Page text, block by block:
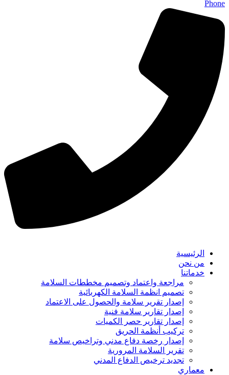
Phone
الرئيسية
من نحن
خدماتنا
مراجعة واعتماد وتصميم مخططات السلامة
تصميم انظمة السلامة الكهربائية
إصدار تقرير سلامة والحصول على الاعتماد
إصدار تقارير سلامة فنية
إصدار تقارير حصر الكميات
تركيب أنظمة الحريق
إصدار رخصة دفاع مدني وتراخيص سلامة
تقرير السلامة المرورية
تجديد ترخيص الدفاع المدني
معماري